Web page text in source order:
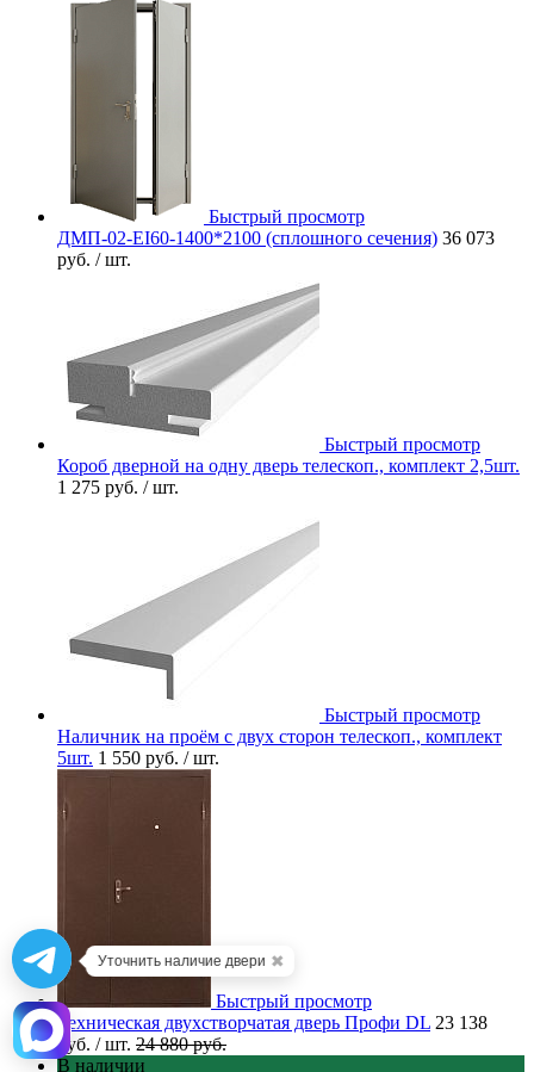
Быстрый просмотр
ДМП-02-EI60-1400*2100 (сплошного сечения) 36 073
руб. / шт.
Быстрый просмотр
Короб дверной на одну дверь телескоп., комплект 2,5шт.
1 275 руб. / шт.
Быстрый просмотр
Наличник на проём с двух сторон телескоп., комплект
5шт. 1 550 руб. / шт.
Быстрый просмотр
Техническая двухстворчатая дверь Профи DL 23 138
руб. / шт. 24 880 руб.
В наличии
Уточнить наличие двери ✖